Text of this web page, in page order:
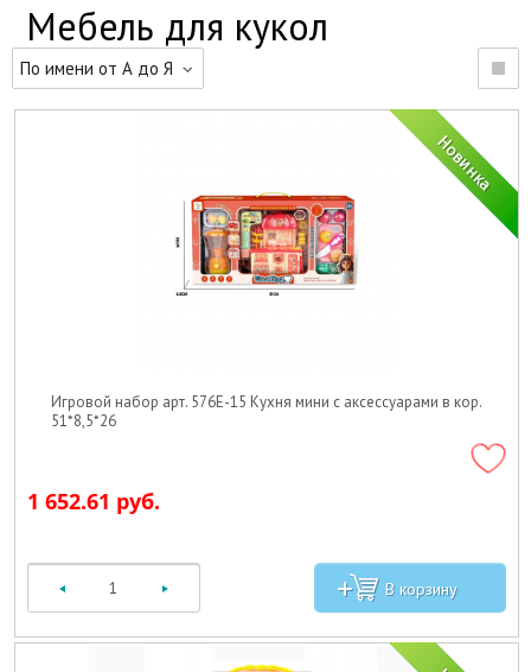
Мебель для кукол
По имени от А до Я
Игровой набор арт. 576E-15 Кухня мини с аксессуарами в кор.
51*8,5*26
1 652.61 руб.